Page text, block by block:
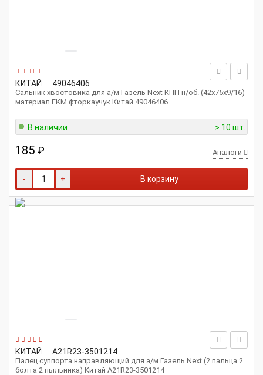
КИТАЙ 49046406
Сальник хвостовика для а/м Газель Next КПП н/об. (42х75х9/16)
материал FKM фторкаучук Китай 49046406
В наличии > 10 шт.
185 ₽ Аналоги
- + В корзину
КИТАЙ A21R23-3501214
Палец суппорта направляющий для а/м Газель Next (2 пальца 2
болта 2 пыльника) Китай A21R23-3501214